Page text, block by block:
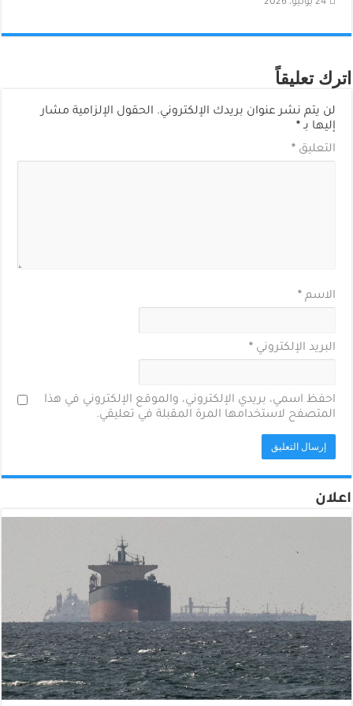
24 يونيو، 2026
اترك تعليقاً
لن يتم نشر عنوان بريدك الإلكتروني. الحقول الإلزامية مشار
إليها بـ*
التعليق*
الاسم*
البريد الإلكتروني*
احفظ اسمي، بريدي الإلكتروني، والموقع الإلكتروني في هذا
المتصفح لاستخدامها المرة المقبلة في تعليقي.
اعلان